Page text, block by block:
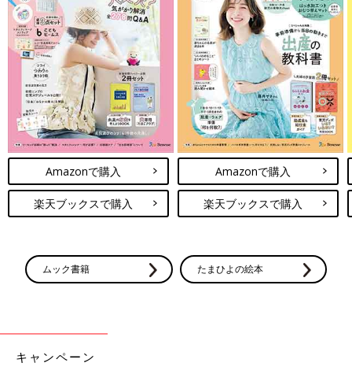
Amazonで購入
楽天ブックスで購入
Amazonで購入
楽天ブックスで購入
ムック書籍 たまひよの絵本
キャンペーン